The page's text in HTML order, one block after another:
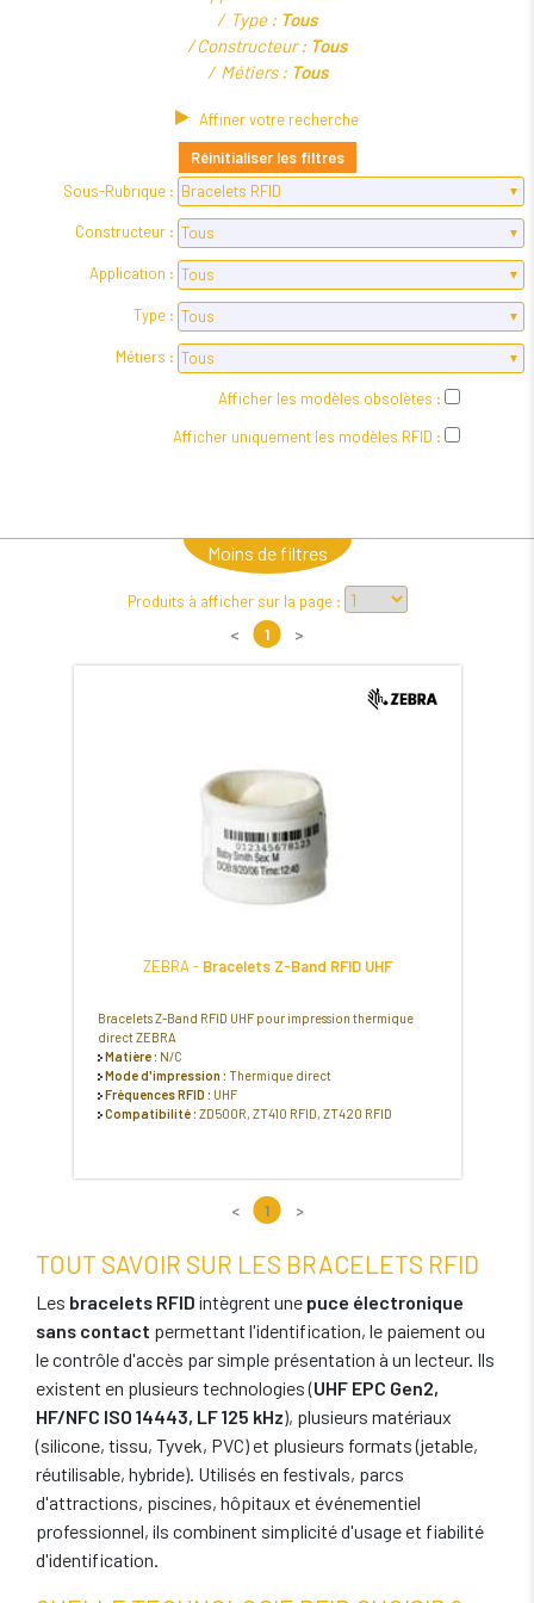
Type : Tous
Constructeur : Tous
Métiers : Tous
Affiner votre recherche
Réinitialiser les filtres
Sous-Rubrique :
Constructeur :
Application :
Type :
Métiers :
Afficher les modèles obsolètes :
Afficher uniquement les modèles RFID :
Moins de filtres
Produits à afficher sur la page :
< 1 >
ZEBRA - Bracelets Z-Band RFID UHF
Bracelets Z-Band RFID UHF pour impression thermique
direct ZEBRA
Matière : N/C
Mode d'impression : Thermique direct
Fréquences RFID : UHF
Compatibilité : ZD500R, ZT410 RFID, ZT420 RFID
< 1 >
TOUT SAVOIR SUR LES BRACELETS RFID
Les bracelets RFID intègrent une puce électronique
sans contact permettant l'identification, le paiement ou
le contrôle d'accès par simple présentation à un lecteur. Ils
existent en plusieurs technologies (UHF EPC Gen2,
HF/NFC ISO 14443, LF 125 kHz), plusieurs matériaux
(silicone, tissu, Tyvek, PVC) et plusieurs formats (jetable,
réutilisable, hybride). Utilisés en festivals, parcs
d'attractions, piscines, hôpitaux et événementiel
professionnel, ils combinent simplicité d'usage et fiabilité
d'identification.